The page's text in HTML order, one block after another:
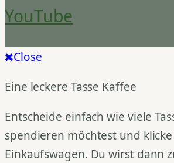
YouTube
Close
Eine leckere Tasse Kaffee
Entscheide einfach wie viele
spendieren möchtest und
Einkaufswagen. Du wirst dann